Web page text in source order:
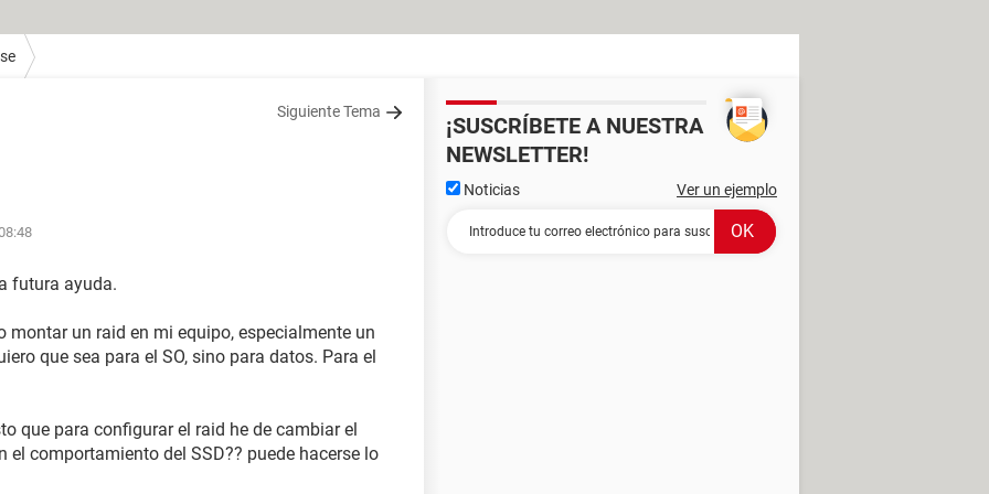
Siguiente Tema
futura ayuda.
montar un raid en mi equipo, especialmente un
que sea para el SO, sino para datos. Para el
que para configurar el raid he de cambiar el
el comportamiento del SSD?? puede hacerse lo
¡SUSCRÍBETE A NUESTRA
NEWSLETTER!
Noticias Ver un ejemplo